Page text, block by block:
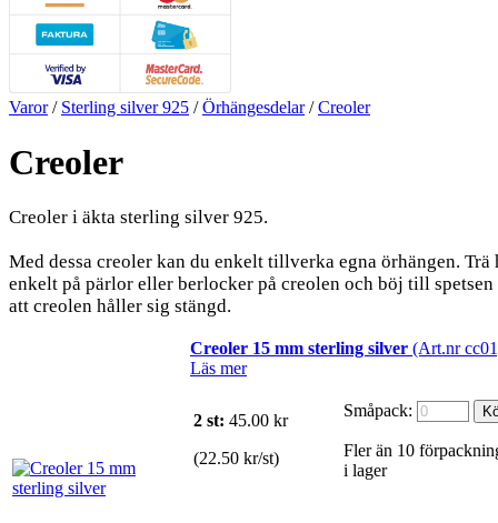
Varor/ Sterling silver 925 /Örhängesdelar/Creoler
Creoler
Creoler i äkta sterling silver 925.
Med dessa creoler kan du enkelt tillverka egna örhängen. Trä
enkelt på pärlor eller berlocker på creolen och böj till spetsen
att creolen håller sig stängd.
Creoler 15 mm sterling silver (Art.nr
Läs mer
2 st: 45.00 kr
(22.50 kr/st)
Småpack:
Fler än 10
i lager